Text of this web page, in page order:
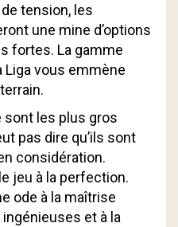
tension, les
une mine d’options
fortes. La gamme
Liga vous emmène
sont les plus gros
pas dire qu’ils sont
considération.
jeu à la perfection.
ode à la maîtrise
et à la